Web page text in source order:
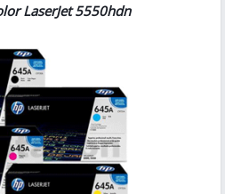
LaserJet 5550hdn